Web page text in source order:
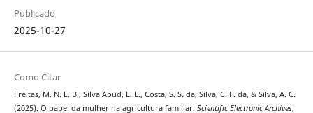
Publicado
2025-10-27
Como Citar
Freitas, M. N. L. B., Silva Abud, L. L., Costa, S. S. da, Silva, C. F. da, & Silva, A. C.
(2025). O papel da mulher na agricultura familiar. Scientific Electronic Archives,